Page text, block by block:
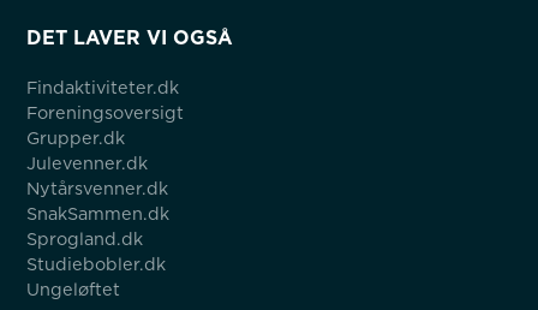
DET LAVER VI OGSÅ
Findaktiviteter.dk
Foreningsoversigt
Grupper.dk
Julevenner.dk
Nytårsvenner.dk
SnakSammen.dk
Sprogland.dk
Studiebobler.dk
Ungeløftet